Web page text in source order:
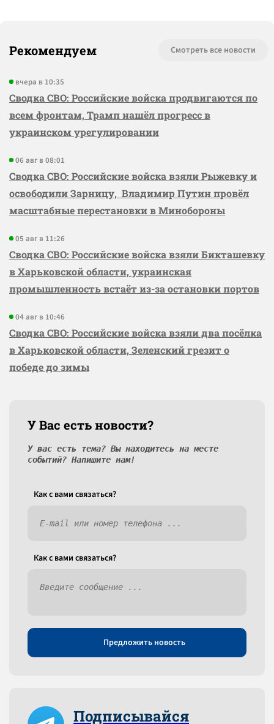
Рекомендуем Смотреть все новости
вчера в 10:35
Сводка СВО: Российские войска продвигаются по
всем фронтам, Трамп нашёл прогресс в
украинском урегулировании
06 авг в 08:01
Сводка СВО: Российские войска взяли Рыжевку и
освободили Зарницу, Владимир Путин провёл
масштабные перестановки в Минобороны
05 авг в 11:26
Сводка СВО: Российские войска взяли Бикташевку
в Харьковской области, украинская
промышленность встаёт из-за остановки портов
04 авг в 10:46
Сводка СВО: Российские войска взяли два посёлка
в Харьковской области, Зеленский грезит о
победе до зимы
У Вас есть новости?
У вас есть тема? Вы находитесь на месте
событий? Напишите нам!
Как c вами связаться?
Как c вами связаться?
Предложить новость
Подписывайся